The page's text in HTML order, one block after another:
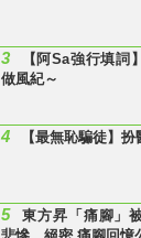
3
【阿Sa強行填詞
做風紀～
4 【最無恥騙徒】
5
東方昇「痛腳」